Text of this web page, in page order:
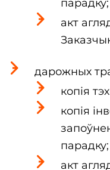
парадку;
акт
дарожных
копія
копія
парадку;
акт